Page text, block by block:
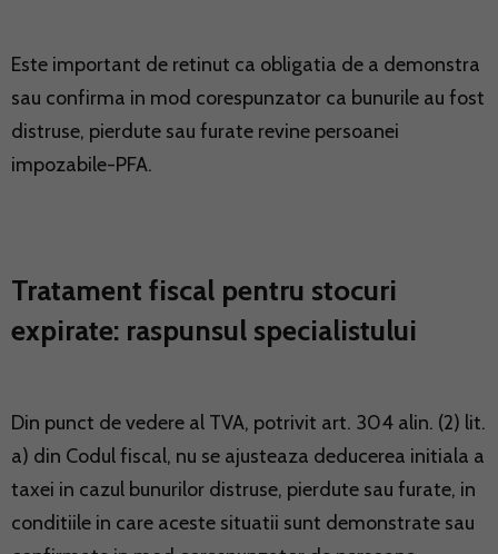
Este important de retinut ca obligatia de a demonstra
sau confirma in mod corespunzator ca bunurile au fost
distruse, pierdute sau furate revine persoanei
impozabile-PFA.
Tratament fiscal pentru stocuri
expirate: raspunsul specialistului
Din punct de vedere al TVA, potrivit art. 304 alin. (2) lit.
a) din Codul fiscal, nu se ajusteaza deducerea initiala a
taxei in cazul bunurilor distruse, pierdute sau furate, in
conditiile in care aceste situatii sunt demonstrate sau